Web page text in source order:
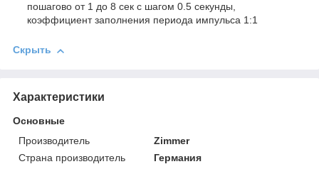
пошагово от 1 до 8 сек с шагом 0.5 секунды,
коэффициент заполнения периода импульса 1:1
Скрыть
Характеристики
Основные
Производитель
Zimmer
Страна производитель
Германия